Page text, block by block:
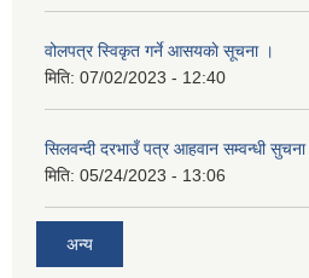
वोलपत्र स्विकृत गर्ने आसयकाे सूचना ।
मिति: 07/02/2023 - 12:40
सिलवन्दी दरभाउँ पत्र आहवान सम्वन्धी
मिति: 05/24/2023 - 13:06
अन्य